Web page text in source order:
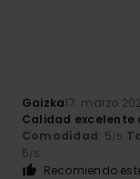
Gaizka17. marzo
Calidad excelente
Comodidad: 5/5
5/5
Recomiendo